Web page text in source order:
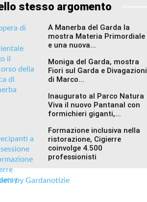
stesso argomento
A Manerba del Garda la
mostra Materia Primordiale
e una nuova...
Moniga del Garda, mostra
Fiori sul Garda e Divagazioni
di Marco...
Inaugurato al Parco Natura
Viva il nuovo Pantanal con
formichieri giganti,...
Formazione inclusiva nella
ristorazione, Cigierre
coinvolge 4.500
professionisti
by Gardanotizie